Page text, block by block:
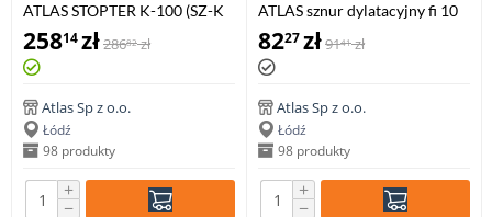
ATLAS STOPTER K-100 (SZ-K
100), 25 kg
25814zł28682 zł
Atlas Sp z o.o.
Łódź
98 produkty
+
−
ATLAS sznur dylatacyjny fi 10
mm, 50 mb
8227zł9141 zł
Atlas Sp z o.o.
Łódź
98 produkty
+
−